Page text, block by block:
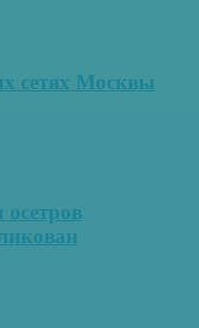
сетях Москвы